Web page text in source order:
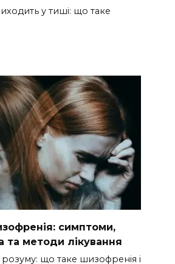
у тиші: що таке
симптоми,
та методи лікування
розуму: що таке шизофренія і